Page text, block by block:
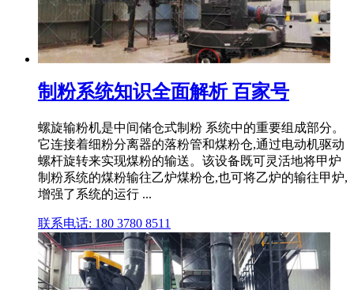
制粉系统知识全面解析 百家号
螺旋输粉机是中间储仓式制粉 系统中的重要组成部分。
它连接着细粉分离器的落粉管和煤粉仓,通过电动机驱动
螺杆旋转来实现煤粉的输送。该设备既可灵活地将甲炉
制粉系统的煤粉输往乙炉煤粉仓,也可将乙炉的输往甲炉,
增强了系统的运行 ...
联系电话: 180 3780 8511